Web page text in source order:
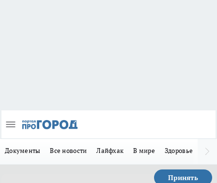
Документы Все новости Лайфхак В мире Здоровье
Принять